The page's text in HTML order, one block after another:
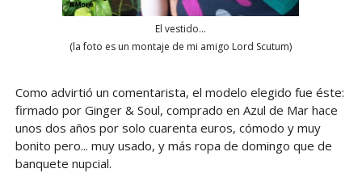
El vestido...
(la foto es un montaje de mi amigo Lord Scutum)
Como advirtió un comentarista, el modelo elegido fue éste:
firmado por Ginger & Soul, comprado en Azul de Mar hace
unos dos años por solo cuarenta euros, cómodo y muy
bonito pero... muy usado, y más ropa de domingo que de
banquete nupcial.